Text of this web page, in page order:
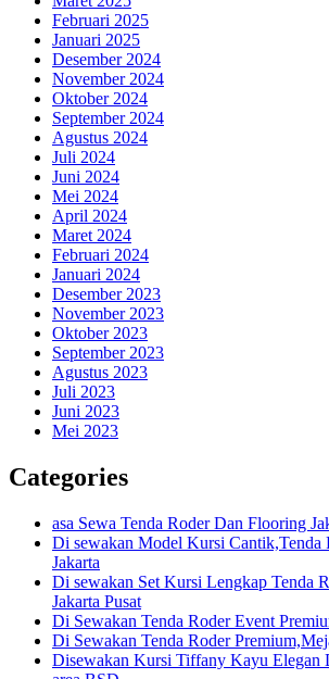
Februari 2025
Januari 2025
Desember 2024
November 2024
Oktober 2024
September 2024
Agustus 2024
Juli 2024
Juni 2024
Mei 2024
April 2024
Maret 2024
Februari 2024
Januari 2024
Desember 2023
November 2023
Oktober 2023
September 2023
Agustus 2023
Juli 2023
Juni 2023
Mei 2023
Categories
asa Sewa Tenda Roder Dan Flooring
Di sewakan Model Kursi Cantik,Tenda
Jakarta
Di sewakan Set Kursi Lengkap Tenda
Jakarta Pusat
Di Sewakan Tenda Roder Event
Di Sewakan Tenda Roder
Disewakan Kursi Tiffany Kayu Elegan